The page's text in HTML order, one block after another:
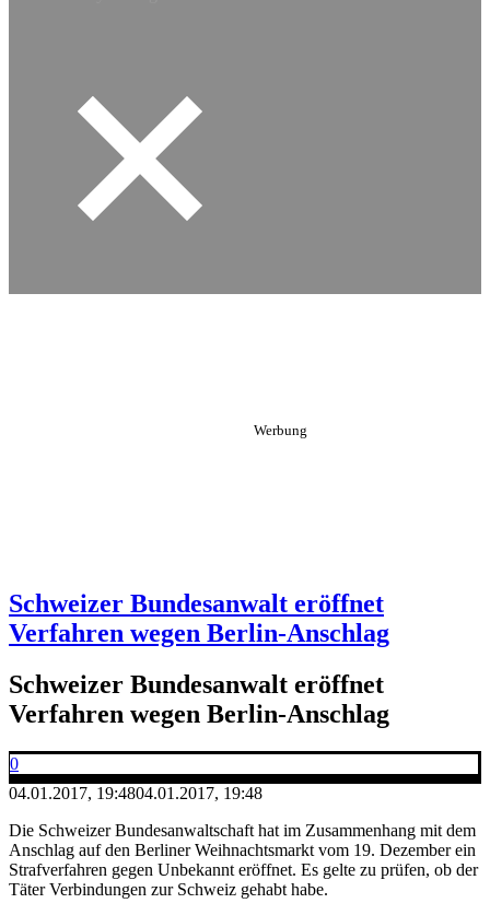
Schweizer Bundesanwalt eröffnet
Verfahren wegen Berlin-Anschlag
Schweizer Bundesanwalt eröffnet
Verfahren wegen Berlin-Anschlag
0
04.01.2017, 19:4804.01.2017, 19:48
Die Schweizer Bundesanwaltschaft hat im Zusammenhang mit dem
Anschlag auf den Berliner Weihnachtsmarkt vom 19. Dezember ein
Strafverfahren gegen Unbekannt eröffnet. Es gelte zu prüfen, ob der
Täter Verbindungen zur Schweiz gehabt habe.